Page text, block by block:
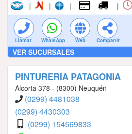
| | | |
Llamar WhatsApp Web Compartir
VER SUCURSALES
PINTURERIA PATAGONIA
Alcorta 378 - (8300) Neuquén
(0299) 4481038
(0299) 4430303
(0299) 154569833